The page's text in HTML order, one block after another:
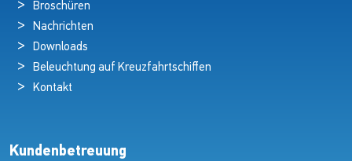
Broschüren
Nachrichten
Downloads
Beleuchtung auf Kreuzfahrtschiffen
Kontakt
Kundenbetreuung